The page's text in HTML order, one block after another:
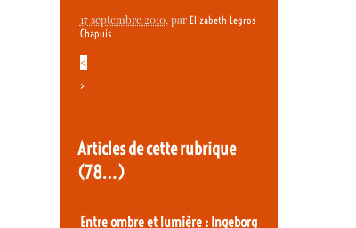
17 septembre 2010, par Elizabeth Legros
Chapuis
<
>
Articles de cette rubrique
(78…)
Entre ombre et lumière : Ingeborg